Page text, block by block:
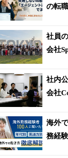
の転
｜失
点表
社員
会社
社内
会社
バル
海外
務経
おす